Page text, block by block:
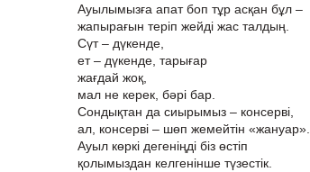
Ауылымызға апат боп тұр асқан бұл –
жапырағын теріп жейді жас талдың.
Сүт – дүкенде,
ет – дүкенде, тарығар
жағдай жоқ,
мал не керек, бәрі бар.
Сондықтан да сиырымыз – консерві,
ал, консерві – шөп жемейтін «жануар».
Ауыл көркі дегеніңді біз өстіп
қолымыздан келгенінше түзестік.